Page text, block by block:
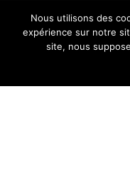
@2023 - Tous droits
Nous utilisons des
expérience sur notre
site, nous